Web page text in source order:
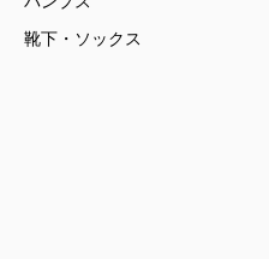
靴下・ソックス